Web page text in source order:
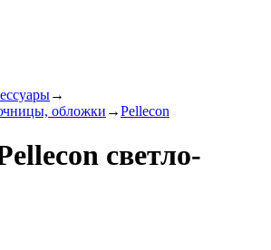
обложки
Pellecon
светло-